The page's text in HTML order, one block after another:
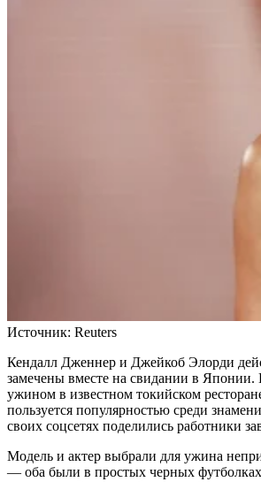
Источник: Reuters
Кендалл Дженнер и Джейкоб Элорди
замечены вместе на свидании в Японии.
ужином в известном токийском
пользуется популярностью среди
своих соцсетях поделились работники
Модель и актер выбрали для ужина
— оба были в простых черных